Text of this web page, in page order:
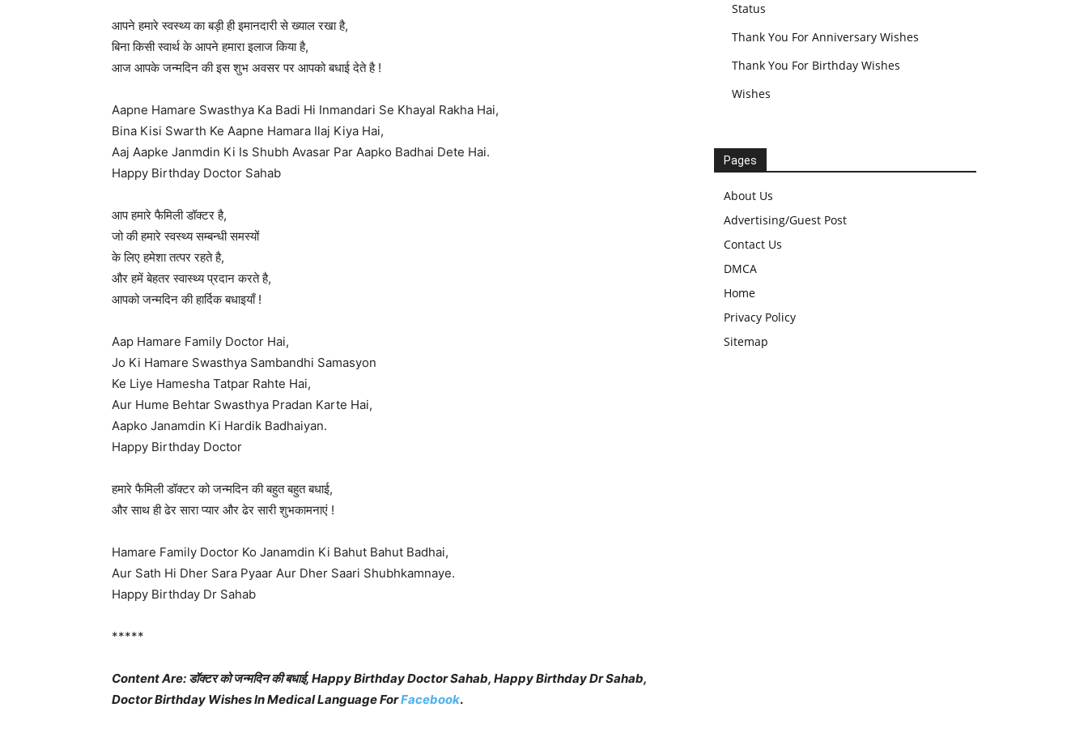
आपने हमारे स्वस्थ्य का बड़ी ही इमानदारी से ख्याल रखा है,
बिना किसी स्वार्थ के आपने हमारा इलाज किया है,
आज आपके जन्मदिन की इस शुभ अवसर पर आपको बधाई देते है !
Aapne Hamare Swasthya Ka Badi Hi Inmandari Se Khayal Rakha Hai,
Bina Kisi Swarth Ke Aapne Hamara Ilaj Kiya Hai,
Aaj Aapke Janmdin Ki Is Shubh Avasar Par Aapko Badhai Dete Hai.
Happy Birthday Doctor Sahab
आप हमारे फैमिली डॉक्टर है,
जो की हमारे स्वस्थ्य सम्बन्धी समस्यों
के लिए हमेशा तत्पर रहते है,
और हमें बेहतर स्वास्थ्य प्रदान करते है,
आपको जन्मदिन की हार्दिक बधाइयाँ !
Aap Hamare Family Doctor Hai,
Jo Ki Hamare Swasthya Sambandhi Samasyon
Ke Liye Hamesha Tatpar Rahte Hai,
Aur Hume Behtar Swasthya Pradan Karte Hai,
Aapko Janamdin Ki Hardik Badhaiyan.
Happy Birthday Doctor
हमारे फैमिली डॉक्टर को जन्मदिन की बहुत बहुत बधाई,
और साथ ही ढेर सारा प्यार और ढेर सारी शुभकामनाएं !
Hamare Family Doctor Ko Janamdin Ki Bahut Bahut Badhai,
Aur Sath Hi Dher Sara Pyaar Aur Dher Saari Shubhkamnaye.
Happy Birthday Dr Sahab
*****
Content Are: डॉक्टर को जन्मदिन की बधाई, Happy Birthday Doctor Sahab, Happy Birthday Dr Sahab,
Doctor Birthday Wishes In Medical Language ForFacebook.
Status
Thank You For Anniversary Wishes
Thank You For Birthday Wishes
Wishes
Pages
About Us
Advertising/Guest Post
Contact Us
DMCA
Home
Privacy Policy
Sitemap